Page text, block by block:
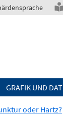
GRAFIK UND
oder Hartz?